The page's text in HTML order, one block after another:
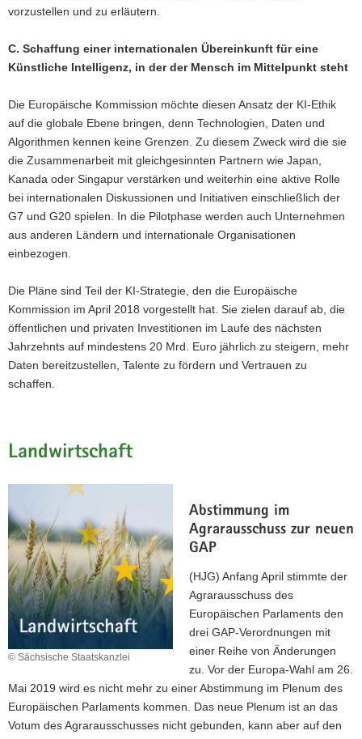
vorzustellen und zu erläutern.
C. Schaffung einer internationalen Übereinkunft für eine
Künstliche Intelligenz, in der der Mensch im Mittelpunkt steht
Die Europäische Kommission möchte diesen Ansatz der KI-Ethik
auf die globale Ebene bringen, denn Technologien, Daten und
Algorithmen kennen keine Grenzen. Zu diesem Zweck wird die sie
die Zusammenarbeit mit gleichgesinnten Partnern wie Japan,
Kanada oder Singapur verstärken und weiterhin eine aktive Rolle
bei internationalen Diskussionen und Initiativen einschließlich der
G7 und G20 spielen. In die Pilotphase werden auch Unternehmen
aus anderen Ländern und internationale Organisationen
einbezogen.
Die Pläne sind Teil der KI-Strategie, den die Europäische
Kommission im April 2018 vorgestellt hat. Sie zielen darauf ab, die
öffentlichen und privaten Investitionen im Laufe des nächsten
Jahrzehnts auf mindestens 20 Mrd. Euro jährlich zu steigern, mehr
Daten bereitzustellen, Talente zu fördern und Vertrauen zu
schaffen.
Landwirtschaft
© Sächsische Staatskanzlei
Abstimmung im
Agrarausschuss zur neuen
GAP
(HJG) Anfang April stimmte der
Agrarausschuss des
Europäischen Parlaments den
drei GAP-Verordnungen mit
einer Reihe von Änderungen
zu. Vor der Europa-Wahl am 26.
Mai 2019 wird es nicht mehr zu einer Abstimmung im Plenum des
Europäischen Parlaments kommen. Das neue Plenum ist an das
Votum des Agrarausschusses nicht gebunden, kann aber auf den